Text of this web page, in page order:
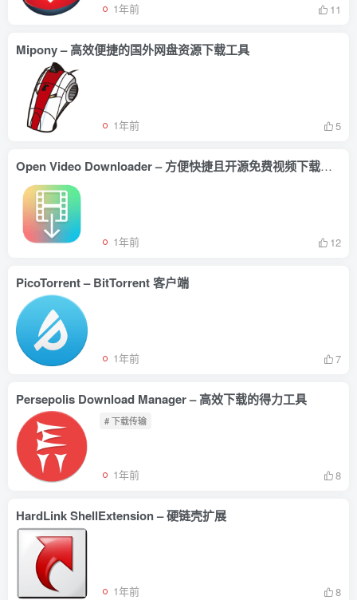
1年前 11
Mipony – 高效便捷的国外网盘资源下载工具
1年前 5
Open Video Downloader – 方便快捷且开源免费视频下载工具
1年前 12
PicoTorrent – BitTorrent 客户端
1年前 7
Persepolis Download Manager – 高效下载的得力工具
# 下载传输
1年前 8
HardLink ShellExtension – 硬链壳扩展
1年前 8